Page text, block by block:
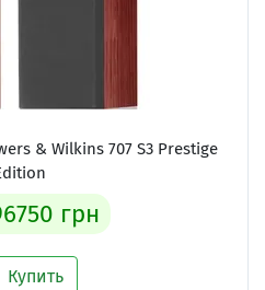
& Wilkins 707 S3 Prestige
грн
Купить